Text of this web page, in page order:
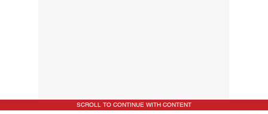
SCROLL TO CONTINUE WITH CONTENT